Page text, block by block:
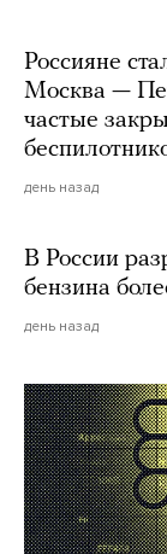
Россияне
Москва —
частые
день назад
В России
бензина
день назад